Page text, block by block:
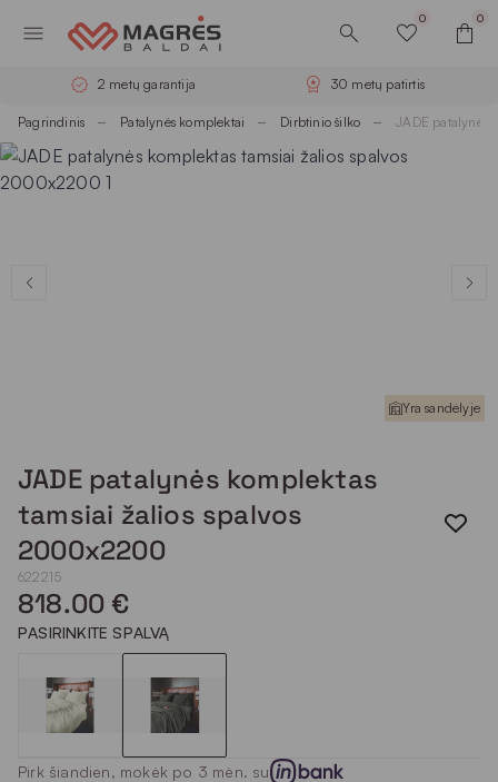
0 0
2 metų garantija 30 metų patirtis
Pagrindinis Patalynės komplektai Dirbtinio šilko JADE patalynės
Yra sandėlyje
JADE patalynės komplektas
tamsiai žalios spalvos
2000x2200
622215
818.00 €
PASIRINKITE SPALVĄ
Pirk šiandien, mokėk po 3 mėn. su